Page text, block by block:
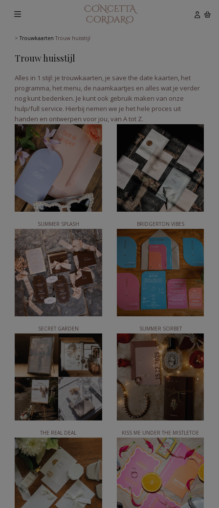
>Trouwkaarten Trouw huisstijl
Trouw huisstijl
Alles in 1 stijl: je trouwkaarten, je save the date kaarten, het
programma, het menu, de naamkaartjes en alles wat je verder
nog kunt bedenken. Je kunt ook gebruik maken van onze
hulp/full service. Hierbij nemen we je het hele proces uit
handen en ontwerpen voor jou, van A tot Z.
SUMMER SPLASH BRIDGERTON VIBES
SECRET GARDEN SUMMER SORBET
THE REAL DEAL KISS ME UNDER THE MISTLETOE